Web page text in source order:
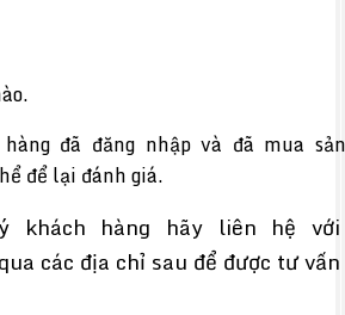
đã đăng nhập và đã mua sản
để lại đánh giá.
khách hàng hãy liên hệ với
các địa chỉ sau để được tư vấn